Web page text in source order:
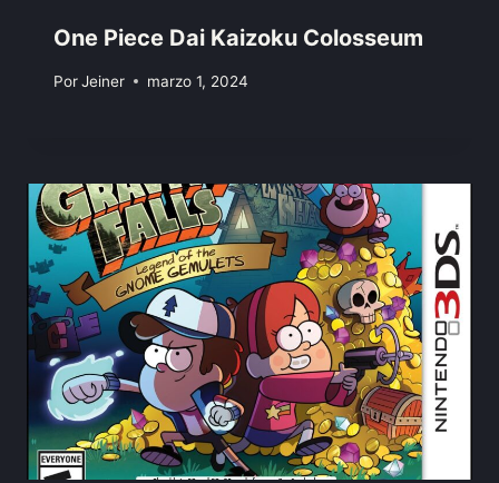
One Piece Dai Kaizoku Colosseum
PorJeiner marzo 1, 2024